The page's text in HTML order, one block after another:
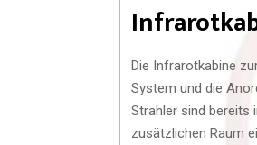
Die Infrarotkabine
System und die
Strahler sind bereits
zusätzlichen Raum